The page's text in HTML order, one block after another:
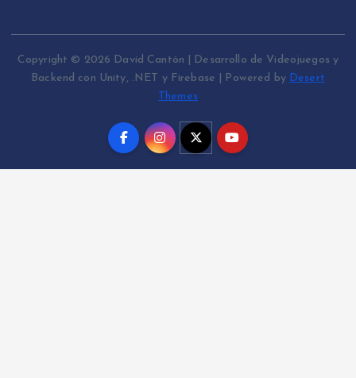
Copyright © 2026 David Cantón | Desarrollo de Videojuegos y
Backend con Unity, .NET y Firebase | Powered by Desert
Themes